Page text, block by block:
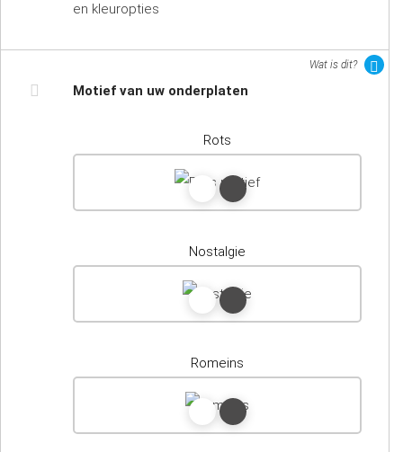
en kleuropties
Wat is dit?
Motief van uw onderplaten
Rots
Nostalgie
Romeins